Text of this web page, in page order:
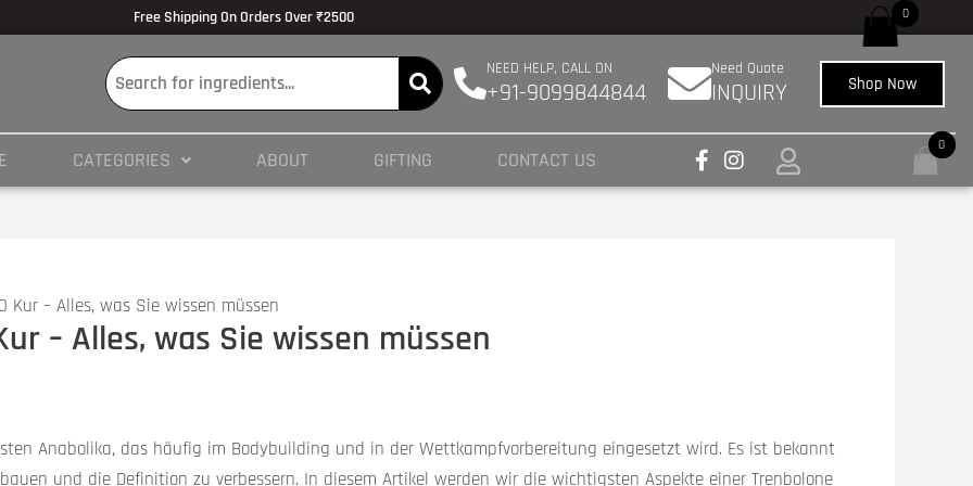
blog/hypertrophy-and-strength/Volume Dose Response - das beste Unternehmen für den
PMC4245564/
Free Shipping On Orders Over ₹2500
NEED HELP, CALL ON
+91-9099844844
Need Quote
INQUIRY Shop Now
CATEGORIES ABOUT GIFTING CONTACT US
0
Kur – Alles, was Sie wissen müssen
– Alles, was Sie wissen müssen
Anabolika, das häufig im Bodybuilding und in der Wettkampfvorbereitung eingesetzt wird. Es ist bekannt
und die Definition zu verbessern. In diesem Artikel werden wir die wichtigsten Aspekte einer Trenbolone
0